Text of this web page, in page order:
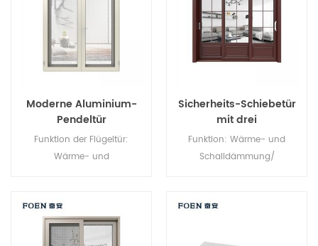
Moderne Aluminium-
Pendeltür
Funktion der Flügeltür:
Wärme- und
Luftdichtheit. Glas: Ganz nach
Ihren Wünschen.
Sicherheits-Schiebetür
mit drei
Verbindungselementen
Funktion: Wärme- und
Schalldämmung/
Ihren Wünschen.